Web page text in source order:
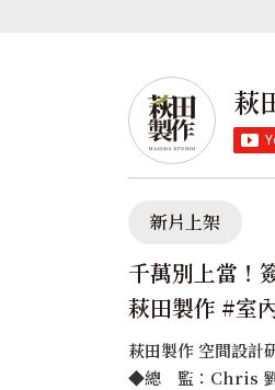
萩
新片上架
千萬別上當！
萩田製作 #室
萩田製作 空間設計
◆總 監：Chris